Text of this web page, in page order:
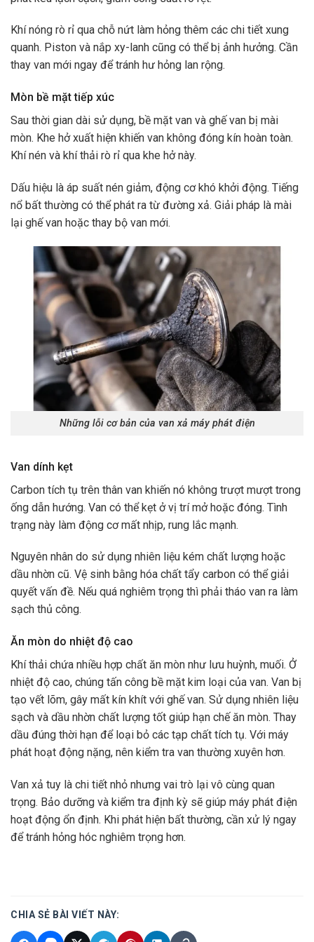
Khí nóng rò rỉ qua chỗ nứt làm hỏng thêm các chi tiết xung
quanh. Piston và nắp xy-lanh cũng có thể bị ảnh hưởng. Cần
thay van mới ngay để tránh hư hỏng lan rộng.
Mòn bề mặt tiếp xúc
Sau thời gian dài sử dụng, bề mặt van và ghế van bị mài
mòn. Khe hở xuất hiện khiến van không đóng kín hoàn toàn.
Khí nén và khí thải rò rỉ qua khe hở này.
Dấu hiệu là áp suất nén giảm, động cơ khó khởi động. Tiếng
nổ bất thường có thể phát ra từ đường xả. Giải pháp là mài
lại ghế van hoặc thay bộ van mới.
Những lỗi cơ bản của van xả máy phát điện
Van dính kẹt
Carbon tích tụ trên thân van khiến nó không trượt mượt trong
ống dẫn hướng. Van có thể kẹt ở vị trí mở hoặc đóng. Tình
trạng này làm động cơ mất nhịp, rung lắc mạnh.
Nguyên nhân do sử dụng nhiên liệu kém chất lượng hoặc
dầu nhờn cũ. Vệ sinh bằng hóa chất tẩy carbon có thể giải
quyết vấn đề. Nếu quá nghiêm trọng thì phải tháo van ra làm
sạch thủ công.
Ăn mòn do nhiệt độ cao
Khí thải chứa nhiều hợp chất ăn mòn như lưu huỳnh, muối. Ở
nhiệt độ cao, chúng tấn công bề mặt kim loại của van. Van bị
tạo vết lõm, gây mất kín khít với ghế van. Sử dụng nhiên liệu
sạch và dầu nhờn chất lượng tốt giúp hạn chế ăn mòn. Thay
dầu đúng thời hạn để loại bỏ các tạp chất tích tụ. Với máy
phát hoạt động nặng, nên kiểm tra van thường xuyên hơn.
Van xả tuy là chi tiết nhỏ nhưng vai trò lại vô cùng quan
trọng. Bảo dưỡng và kiểm tra định kỳ sẽ giúp máy phát điện
hoạt động ổn định. Khi phát hiện bất thường, cần xử lý ngay
để tránh hỏng hóc nghiêm trọng hơn.
CHIA SẺ BÀI VIẾT NÀY: